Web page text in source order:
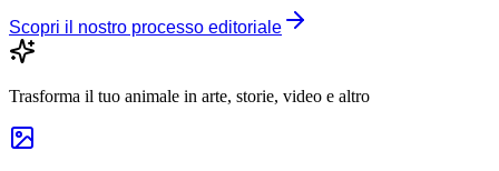
Scopri il nostro processo editoriale
Trasforma il tuo animale in arte, storie, video e altro